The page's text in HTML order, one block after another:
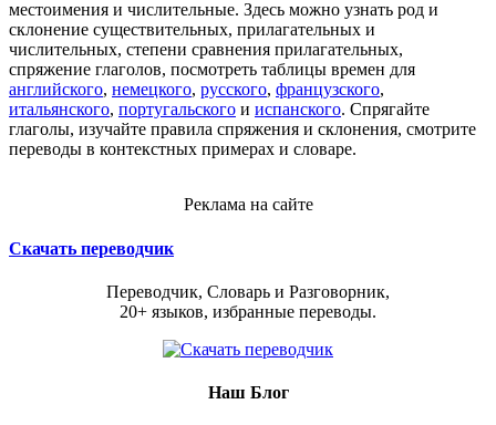
местоимения и числительные. Здесь можно узнать род и
склонение существительных, прилагательных и
числительных, степени сравнения прилагательных,
спряжение глаголов, посмотреть таблицы времен для
английского, немецкого, русского, французского,
итальянского, португальского и испанского. Спрягайте
глаголы, изучайте правила спряжения и склонения, смотрите
переводы в контекстных примерах и словаре.
Реклама на сайте
Скачать переводчик
Переводчик, Словарь и Разговорник,
20+ языков, избранные переводы.
Наш Блог